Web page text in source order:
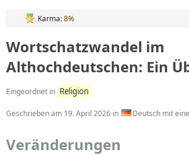
Karma:8%
Wortschatzwandel im
Althochdeutschen: Ein
Eingeordnet in Religion
Geschrieben am 19. April 2026 in Deutsch mit